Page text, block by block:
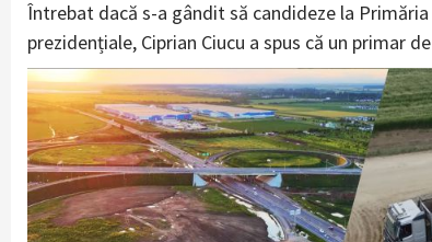
Întrebat dacă s-a gândit să candideze la
prezidențiale, Ciprian Ciucu a spus că un primar